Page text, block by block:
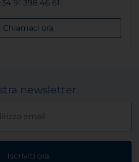
91 398 46 61
Chiamaci ora
newsletter
Iscriviti ora